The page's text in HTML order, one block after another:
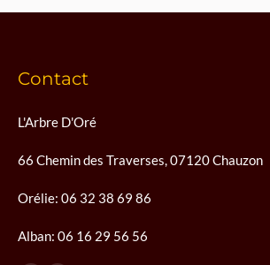
Contact
L'Arbre D'Oré
66 Chemin des Traverses, 07120 Chauzon
Orélie: 06 32 38 69 86
Alban: 06 16 29 56 56